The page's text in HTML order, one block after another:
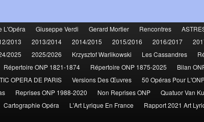
L'Opéra Giuseppe Verdi Gerard Mortier Rencontres
2013 2013/2014 2014/2015 2015/2016 2016/2017
2025 2025/2026 Krzysztof Warlikowski Les Cassandres
Répertoire ONP 1821-1874 Répertoire ONP 1875-2025 Bilan
OPERA DE PARIS Versions Des Œuvres 50 Opéras Pour
Reprises ONP 1988-2020 Non Reprises ONP Quatuor Van
Cartographie Opéra L'Art Lyrique En France Rapport 2021 Art